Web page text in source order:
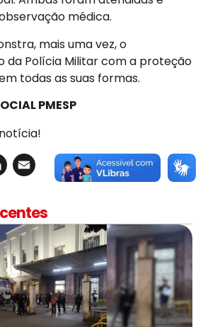
médica.
mais uma vez, o
Polícia Militar com a proteção
todas as suas formas.
PMESP
LinkedIn
Email